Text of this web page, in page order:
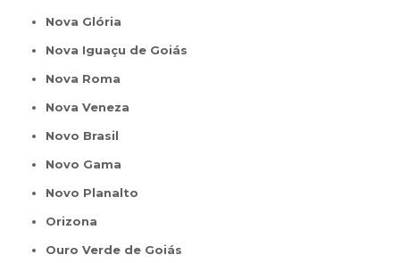
Nova Glória
Nova Iguaçu de Goiás
Nova Roma
Nova Veneza
Novo Brasil
Novo Gama
Novo Planalto
Orizona
Ouro Verde de Goiás